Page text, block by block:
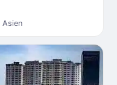
Asien